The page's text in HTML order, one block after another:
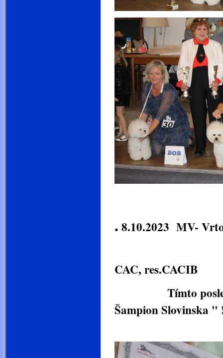
. 8.10.2023 MV-
CAC, res.CACIB
Tímto
Šampion Slovinska "